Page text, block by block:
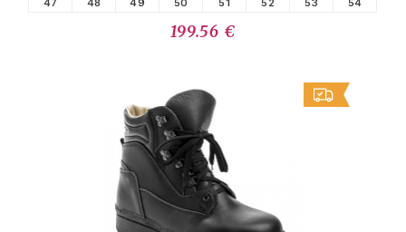
47 48 49 50 51 52 53 54
199.56 €